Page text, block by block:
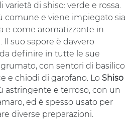
di shiso: verde e rossa.
comune e viene impiegato sia
e come aromatizzante in
Il suo sapore è davvero
definire in tutte le sue
con sentori di basilico
e chiodi di garofano. Lo Shiso
astringente e terroso, con un
ed è spesso usato per
diverse preparazioni.